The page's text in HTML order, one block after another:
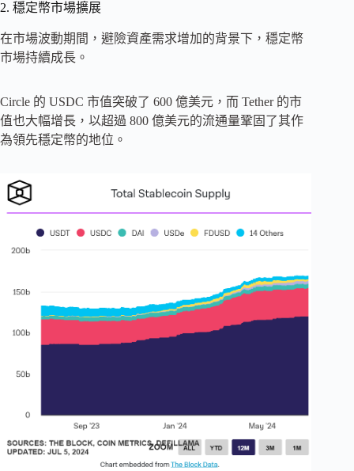
2. 穩定幣市場擴展
在市場波動期間，避險資產需求增加的背景下，穩定幣
市場持續成長。
Circle 的 USDC 市值突破了 600 億美元，而 Tether 的市
值也大幅增長，以超過 800 億美元的流通量鞏固了其作
為領先穩定幣的地位。